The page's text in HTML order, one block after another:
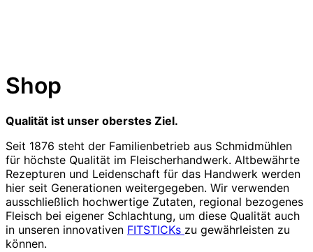
Shop
Qualität ist unser oberstes Ziel.
Seit 1876 steht der Familienbetrieb aus Schmidmühlen
für höchste Qualität im Fleischerhandwerk. Altbewährte
Rezepturen und Leidenschaft für das Handwerk werden
hier seit Generationen weitergegeben. Wir verwenden
ausschließlich hochwertige Zutaten, regional bezogenes
Fleisch bei eigener Schlachtung, um diese Qualität auch
in unseren innovativen FITSTICKs zu gewährleisten zu
können.